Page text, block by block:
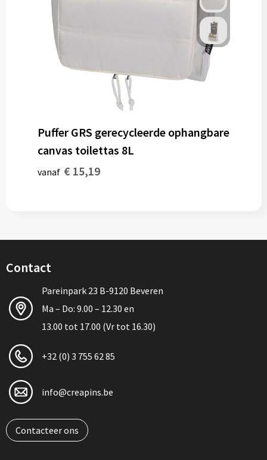
Puffer GRS gerecycleerde ophangbare
canvas toilettas 8L
vanaf € 15,19
Contact
Pareinpark 23 B-9120 Beveren
Ma – Do: 9.00 – 12.30 en
13.00 tot 17.00 (Vr tot 16.30)
+32 (0) 3 755 62 85
info@creapins.be
Contacteer ons